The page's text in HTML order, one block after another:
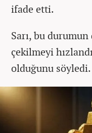
ifade etti.
Sarı, bu
çekilmeyi
olduğunu söyledi.